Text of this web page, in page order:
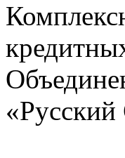
«Русский